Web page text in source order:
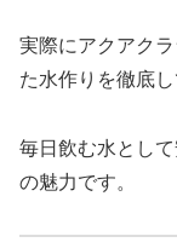
実際にアクアク
た水作りを徹底し
毎日飲む水とし
の魅力です。